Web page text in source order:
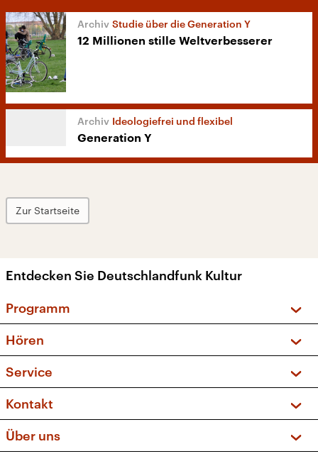
Studie über die Generation Y
12 Millionen stille Weltverbesserer
Ideologiefrei und flexibel
Generation Y
Zur Startseite
Entdecken Sie Deutschlandfunk Kultur
Programm
Sendungen und Podcasts
Musikliste
Kakadu – Das Kinderprogramm
Hören
Frequenzen (UKW + DAB+)
Service
FAQ
Apps
Newsletter
Kontakt
Social Media
Über uns